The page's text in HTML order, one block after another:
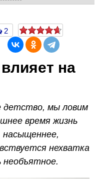
2
на
детство, мы ловим
время жизнь
насыщеннее,
нехватка
необъятное.